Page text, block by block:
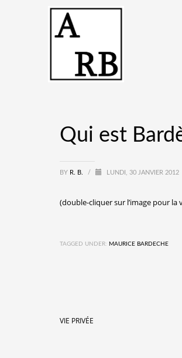
Qui est
BY R. B. / LUNDI, 30 JANVIER 2012
(double-cliquer sur l’image pour la
TAGGED UNDER: MAURICE BARDECHE
VIE PRIVÉE